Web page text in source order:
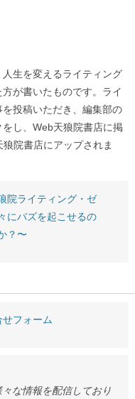
生を変えるライティング
が書いたものです。ライ
投稿いただき、編集部の
し、Web天狼院書店に掲
院書店にアップされま
院ライティング・ゼ
にバズを起こせるの
？〜
せフォーム
な情報を配信しており